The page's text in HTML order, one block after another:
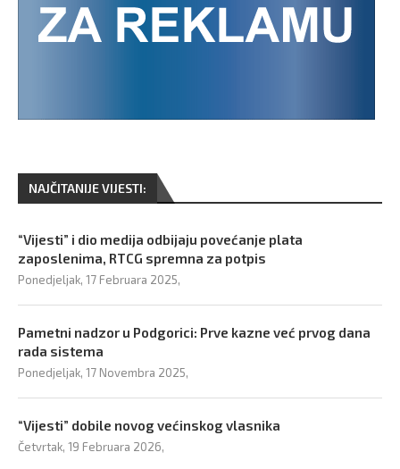
NAJČITANIJE VIJESTI:
“Vijesti” i dio medija odbijaju povećanje plata
zaposlenima, RTCG spremna za potpis
Ponedjeljak, 17 Februara 2025,
Pametni nadzor u Podgorici: Prve kazne već prvog dana
rada sistema
Ponedjeljak, 17 Novembra 2025,
“Vijesti” dobile novog većinskog vlasnika
Četvrtak, 19 Februara 2026,